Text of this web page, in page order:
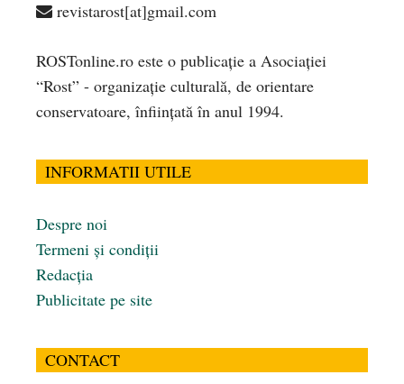
revistarost[at]gmail.com
ROSTonline.ro este o publicaţie a Asociaţiei
“Rost” - organizaţie culturală, de orientare
conservatoare, înfiinţată în anul 1994.
INFORMATII UTILE
Despre noi
Termeni și condiții
Redacția
Publicitate pe site
CONTACT